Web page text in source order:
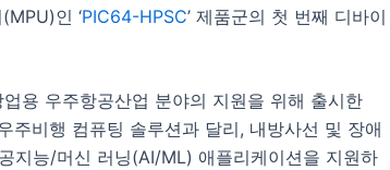
인 ‘PIC64-HPSC’ 제품군의 첫 번째 디바이
용 우주항공산업 분야의 지원을 위해 출시한
주비행 컴퓨팅 솔루션과 달리, 내방사선 및 장애
능/머신 러닝(AI/ML) 애플리케이션을 지원하